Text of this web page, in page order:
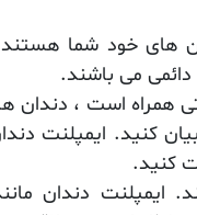
های خود شما
می باشند.
است ، دندان
کنید. ایمپلنت
کنید.
ایمپلنت دندان